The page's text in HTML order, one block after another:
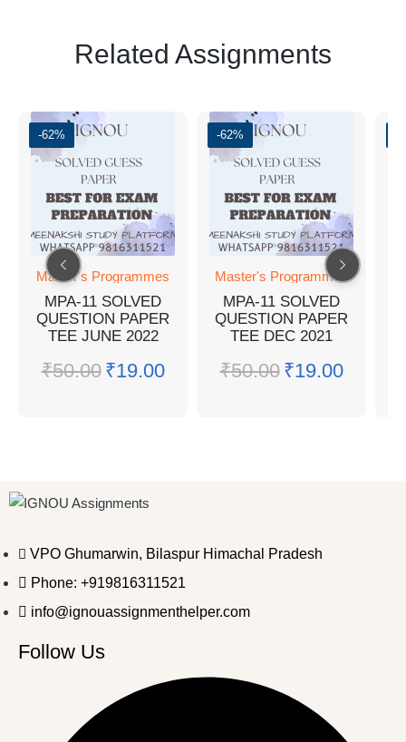
Related Assignments
-62%
Master's Programmes
MPA-11 SOLVED
QUESTION PAPER
TEE JUNE 2022
₹50.00 ₹19.00
-62%
Master's Programmes
MPA-11 SOLVED
QUESTION PAPER
TEE DEC 2021
₹50.00 ₹19.00
VPO Ghumarwin, Bilaspur Himachal Pradesh
Phone: +919816311521
info@ignouassignmenthelper.com
Follow Us